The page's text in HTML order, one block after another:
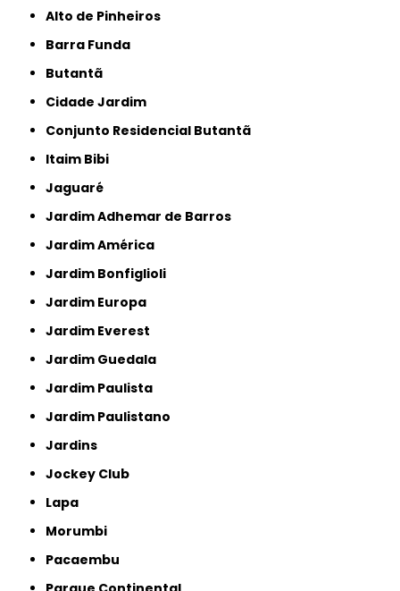
Alto de Pinheiros
Barra Funda
Butantã
Cidade Jardim
Conjunto Residencial Butantã
Itaim Bibi
Jaguaré
Jardim Adhemar de Barros
Jardim América
Jardim Bonfiglioli
Jardim Europa
Jardim Everest
Jardim Guedala
Jardim Paulista
Jardim Paulistano
Jardins
Jockey Club
Lapa
Morumbi
Pacaembu